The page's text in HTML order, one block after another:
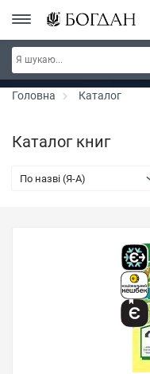
РОЗПРОДАЖ ~ 150 грн ~ 200
300 грн ~
Головна Каталог
Каталог книг
По назві (Я-А)